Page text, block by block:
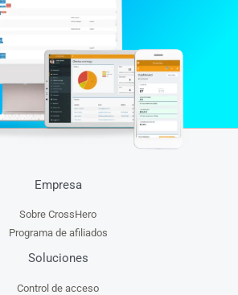
Empresa
Sobre CrossHero
Programa de afiliados
Soluciones
Control de acceso